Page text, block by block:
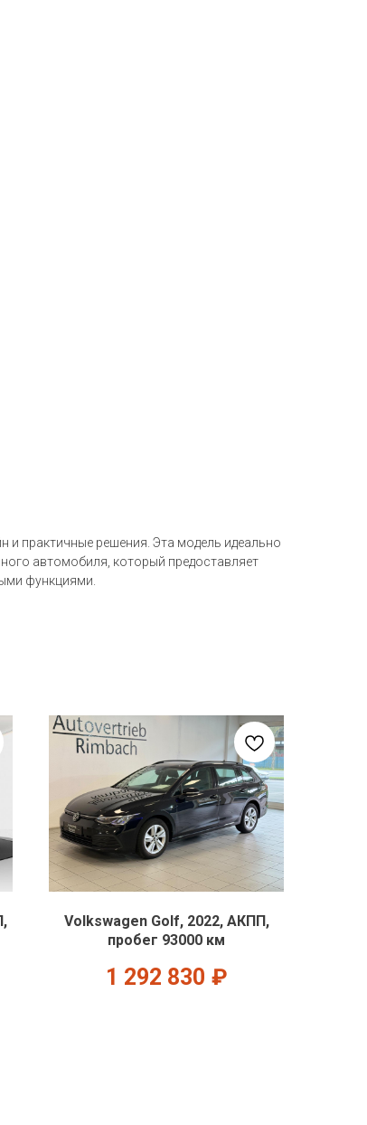
и практичные решения. Эта модель идеально
автомобиля, который предоставляет
функциями.
Volkswagen Golf, 2022, АКПП,
пробег 93000 км
1 292 830 ₽